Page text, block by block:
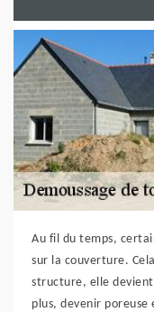
Au fil du temps,
sur la couverture.
structure, elle
plus, devenir